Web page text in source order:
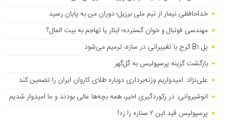
خداحافظی نیمار از تیم ملی برزیل؛ دوران من به پایان رسید
مهندسی فوتبال و خوان گسترده؛ ایثار یا تهاجم به بیت المال؟
پل B۱ کرج با تغییراتی در سازه، ترمیم می‌شود
بازگشت گزینه پرسپولیس به ‌گل‌گهر
علی‌نژاد: امیدواریم وزنه‌برداری دوباره طلای کاروان ایران را تضمین کند
انوشیروانی: در رکوردگیری اخیر، همه بچه‌ها عالی بودند و ما امیدوار شدیم
پرسپولیس قید این ۲ ستاره را زد!